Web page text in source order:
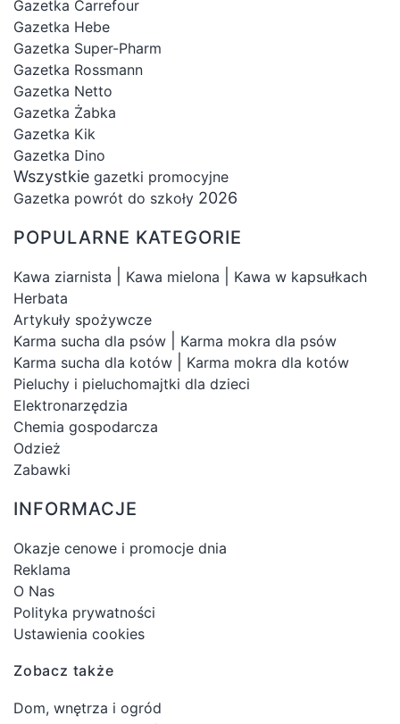
Gazetka Carrefour
Gazetka Hebe
Gazetka Super-Pharm
Gazetka Rossmann
Gazetka Netto
Gazetka Żabka
Gazetka Kik
Gazetka Dino
Wszystkie gazetki promocyjne
Gazetka powrót do szkoły 2026
POPULARNE KATEGORIE
Kawa ziarnista Kawa mielona
Kawa w kapsułkach
Herbata
Artykuły spożywcze
Karma sucha dla psów
Karma mokra dla psów
Karma sucha dla kotów
Karma mokra dla kotów
Pieluchy i pieluchomajtki dla dzieci
Elektronarzędzia
Chemia gospodarcza
Odzież
Zabawki
INFORMACJE
Okazje cenowe i promocje dnia
Reklama
O Nas
Polityka prywatności
Ustawienia cookies
Zobacz także
Dom, wnętrza i ogród